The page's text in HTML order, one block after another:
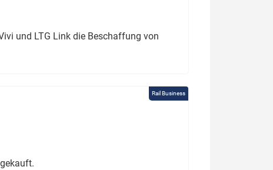
und LTG Link die Beschaffung von
Rail Business